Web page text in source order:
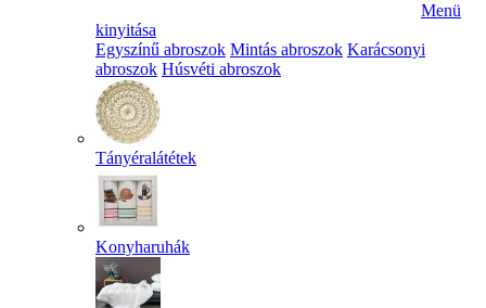
Menü
kinyitása
Egyszínű abroszok Mintás abroszok Karácsonyi
abroszok Húsvéti abroszok
Tányéralátétek
Konyharuhák